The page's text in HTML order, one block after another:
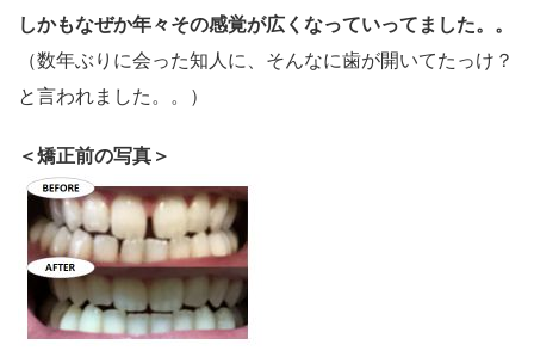
しかもなぜか年々その感覚が広くなっていってました。。
（数年ぶりに会った知人に、そんなに歯が開いてたっけ？
と言われました。。）
＜矯正前の写真＞